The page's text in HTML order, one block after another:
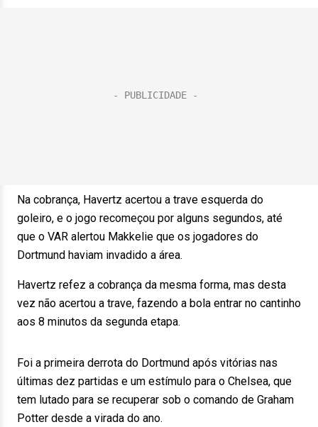
Na cobrança, Havertz acertou a trave esquerda do
goleiro, e o jogo recomeçou por alguns segundos, até
que o VAR alertou Makkelie que os jogadores do
Dortmund haviam invadido a área.
Havertz refez a cobrança da mesma forma, mas desta
vez não acertou a trave, fazendo a bola entrar no cantinho
aos 8 minutos da segunda etapa.
Foi a primeira derrota do Dortmund após vitórias nas
últimas dez partidas e um estímulo para o Chelsea, que
tem lutado para se recuperar sob o comando de Graham
Potter desde a virada do ano.